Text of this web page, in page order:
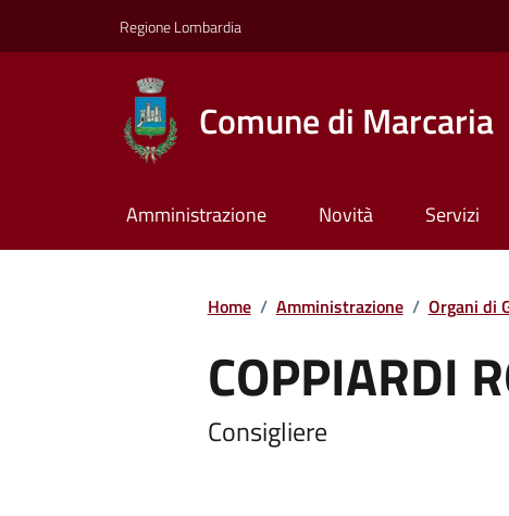
Regione Lombardia
Comune di Marcaria
Amministrazione Novità Servizi
Home / Amministrazione / Organi di
COPPIARDI
Consigliere